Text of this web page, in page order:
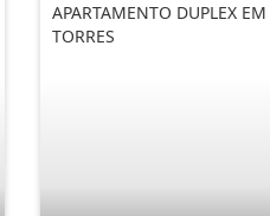
APARTAMENTO DUPLEX EM
TORRES